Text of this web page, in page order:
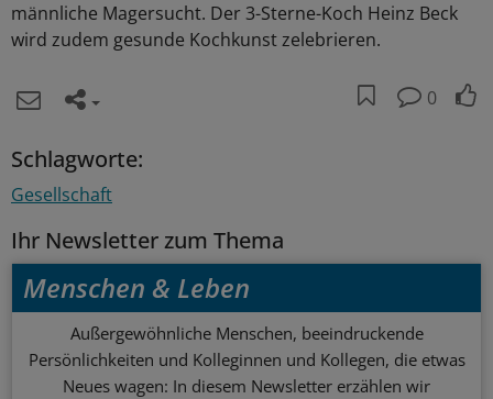
männliche Magersucht. Der 3-Sterne-Koch Heinz Beck
wird zudem gesunde Kochkunst zelebrieren.
0
Schlagworte:
Gesellschaft
Ihr Newsletter zum Thema
Menschen & Leben
Außergewöhnliche Menschen, beeindruckende
Persönlichkeiten und Kolleginnen und Kollegen, die etwas
Neues wagen: In diesem Newsletter erzählen wir